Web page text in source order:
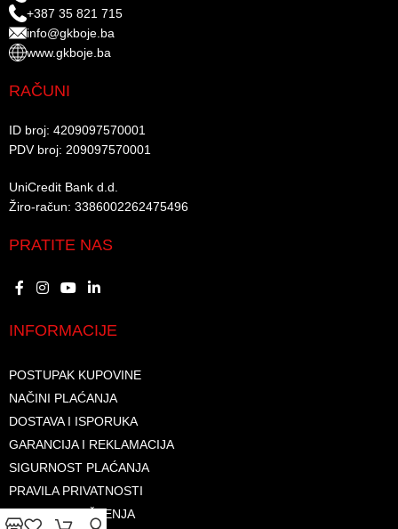
+387 35 821 715
info@gkboje.ba
www.gkboje.ba
RAČUNI
ID broj: 4209097570001​
PDV broj: 209097570001 ​
UniCredit Bank d.d.​
Žiro-račun: 3386002262475496​​
PRATITE NAS
INFORMACIJE
POSTUPAK KUPOVINE
NAČINI PLAĆANJA
DOSTAVA I ISPORUKA
GARANCIJA I REKLAMACIJA
SIGURNOST PLAĆANJA
PRAVILA PRIVATNOSTI
USLOVI KORIŠTENJA